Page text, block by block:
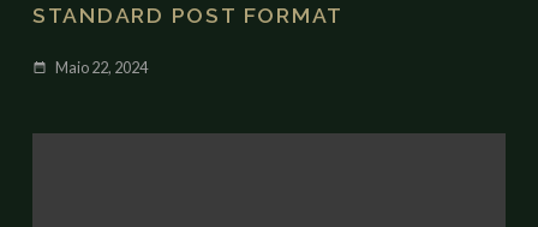
STANDARD POST FORMAT
date_range Maio 22, 2024